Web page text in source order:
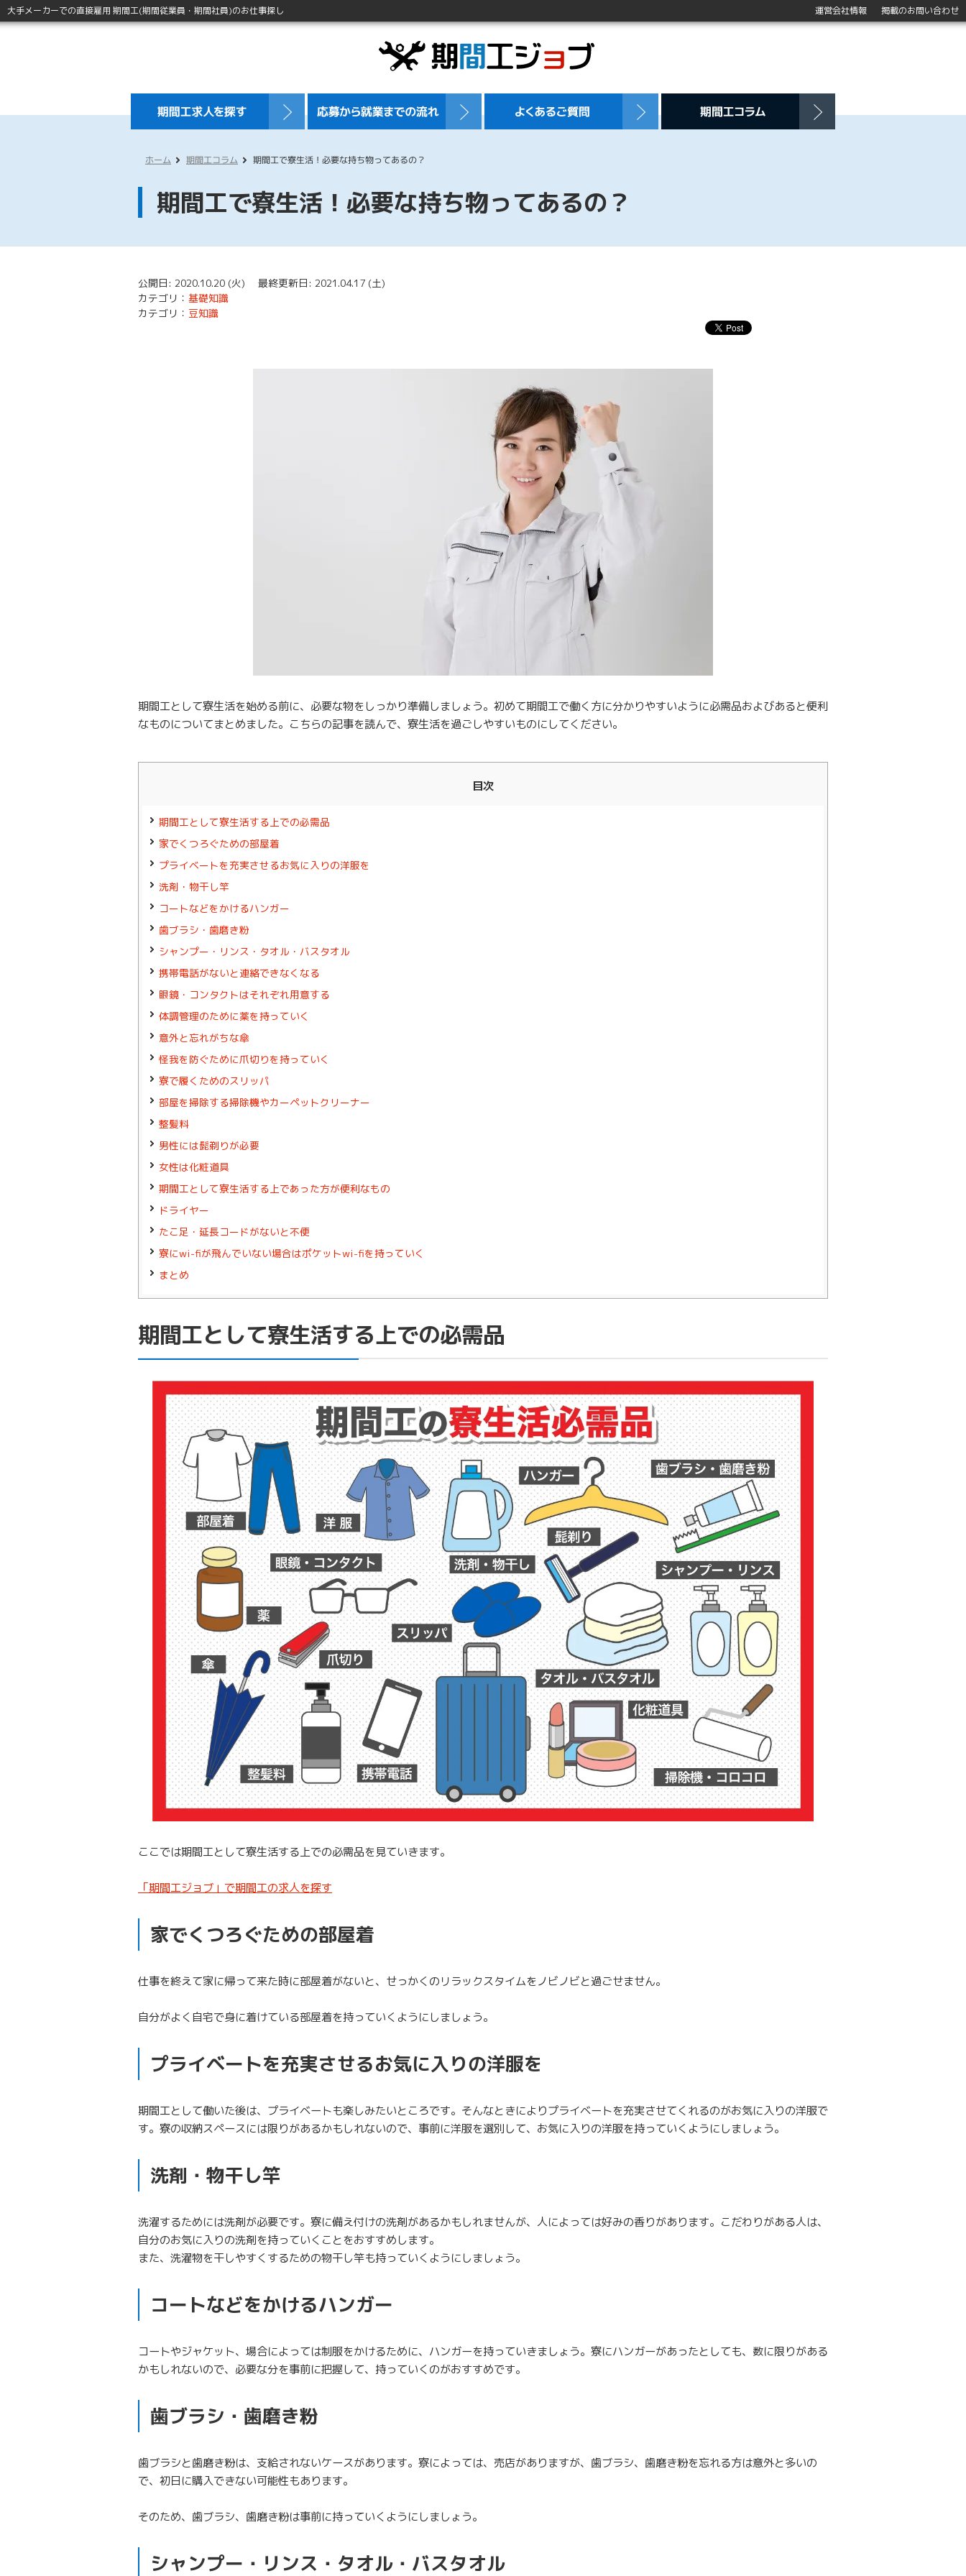
大手メーカーでの直接雇用 期間工(期間従業員・期間社員)のお仕事探し 運営会社情報 掲載のお問い合わせ
ホーム 期間工コラム 期間工で寮生活！必要な持ち物ってあるの？
期間工で寮生活！必要な持ち物ってあるの？
公開日: 2020.10.20 (火) 最終更新日: 2021.04.17 (土)
カテゴリ： 基礎知識
カテゴリ： 豆知識
期間工として寮生活を始める前に、必要な物をしっかり準備しましょう。初めて期間工で働く方に分かりやすいように必需品およびあると便利
なものについてまとめました。こちらの記事を読んで、寮生活を過ごしやすいものにしてください。
目次
期間工として寮生活する上での必需品
家でくつろぐための部屋着
プライベートを充実させるお気に入りの洋服を
洗剤・物干し竿
コートなどをかけるハンガー
歯ブラシ・歯磨き粉
シャンプー・リンス・タオル・バスタオル
携帯電話がないと連絡できなくなる
眼鏡・コンタクトはそれぞれ用意する
体調管理のために薬を持っていく
意外と忘れがちな傘
怪我を防ぐために爪切りを持っていく
寮で履くためのスリッパ
部屋を掃除する掃除機やカーペットクリーナー
整髪料
男性には髭剃りが必要
女性は化粧道具
期間工として寮生活する上であった方が便利なもの
ドライヤー
たこ足・延長コードがないと不便
寮にwi-fiが飛んでいない場合はポケットwi-fiを持っていく
まとめ
期間工として寮生活する上での必需品
ここでは期間工として寮生活する上での必需品を見ていきます。
「期間工ジョブ」で期間工の求人を探す
家でくつろぐための部屋着
仕事を終えて家に帰って来た時に部屋着がないと、せっかくのリラックスタイムをノビノビと過ごせません。
自分がよく自宅で身に着けている部屋着を持っていくようにしましょう。
プライベートを充実させるお気に入りの洋服を
期間工として働いた後は、プライベートも楽しみたいところです。そんなときによりプライベートを充実させてくれるのがお気に入りの洋服で
す。寮の収納スペースには限りがあるかもしれないので、事前に洋服を選別して、お気に入りの洋服を持っていくようにしましょう。
洗剤・物干し竿
洗濯するためには洗剤が必要です。寮に備え付けの洗剤があるかもしれませんが、人によっては好みの香りがあります。こだわりがある人は、
自分のお気に入りの洗剤を持っていくことをおすすめします。
また、洗濯物を干しやすくするための物干し竿も持っていくようにしましょう。
コートなどをかけるハンガー
コートやジャケット、場合によっては制服をかけるために、ハンガーを持っていきましょう。寮にハンガーがあったとしても、数に限りがある
かもしれないので、必要な分を事前に把握して、持っていくのがおすすめです。
歯ブラシ・歯磨き粉
歯ブラシと歯磨き粉は、支給されないケースがあります。寮によっては、売店がありますが、歯ブラシ、歯磨き粉を忘れる方は意外と多いの
で、初日に購入できない可能性もあります。
そのため、歯ブラシ、歯磨き粉は事前に持っていくようにしましょう。
シャンプー・リンス・タオル・バスタオル